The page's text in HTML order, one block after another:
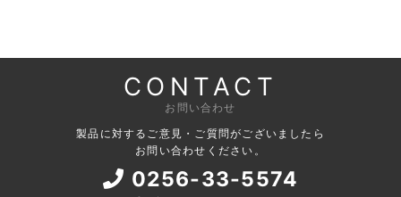
CONTACT
お問い合わせ
製品に対するご意見・ご質問がございましたら
お問い合わせください。
0256-33-5574